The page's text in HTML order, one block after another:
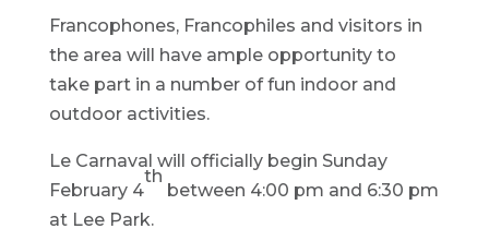
Francophones, Francophiles and visitors in
the area will have ample opportunity to
take part in a number of fun indoor and
outdoor activities.
Le Carnaval will officially begin Sunday
February 4
th
between 4:00 pm and 6:30 pm
at Lee Park.